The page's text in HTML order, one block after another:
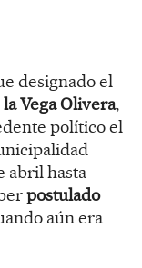
designado el
Vega Olivera,
político el
abril hasta
postulado
aún era